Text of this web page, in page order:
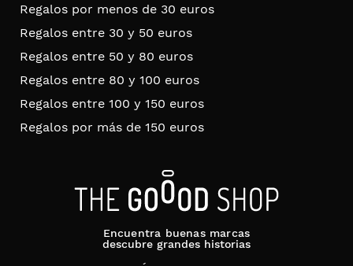
Regalos por menos de 30 euros
Regalos entre 30 y 50 euros
Regalos entre 50 y 80 euros
Regalos entre 80 y 100 euros
Regalos entre 100 y 150 euros
Regalos por más de 150 euros
Encuentra buenas marcas
descubre grandes historias